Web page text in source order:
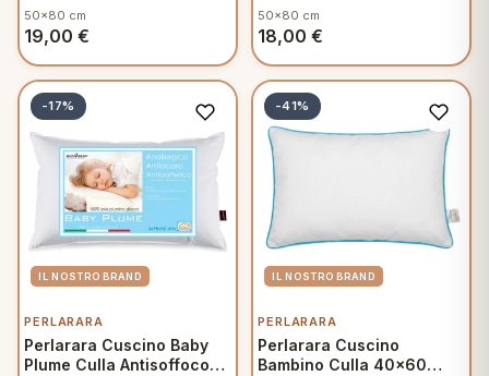
50x80 cm
19,00 €
Classico federa in Cotone
Naturale
50x80 cm
18,00 €
-17%
PERLARARA
Perlarara Cuscino Baby
Plume Culla Antisoffoco
-41%
PERLARARA
Perlarara Cuscino
Bambino Culla 40x60